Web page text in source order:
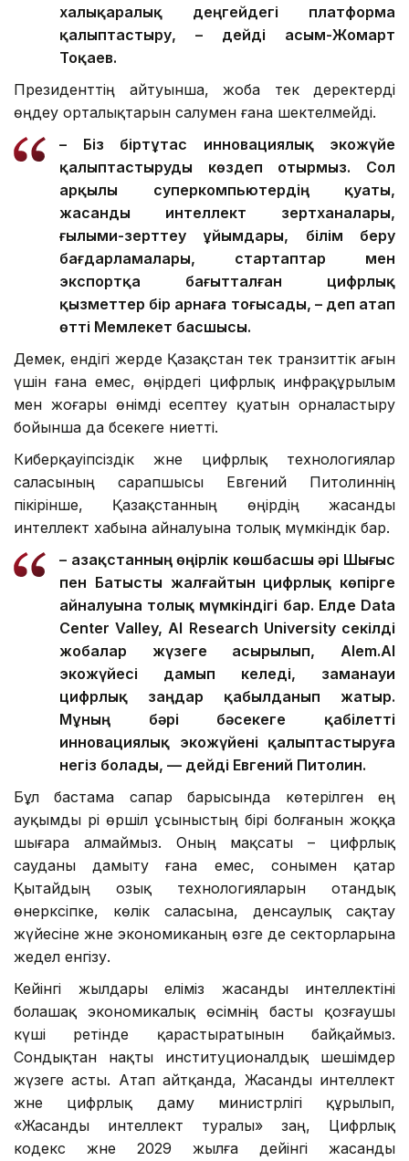
халықаралық деңгейдегі платформа
қалыптастыру, – дейді Қасым-Жомарт
Тоқаев.
Президенттің айтуынша, жоба тек деректерді
өңдеу орталықтарын салумен ғана шектелмейді.
– Біз біртұтас инновациялық экожүйе
қалыптастыруды көздеп отырмыз. Сол
арқылы суперкомпьютердің қуаты,
жасанды интеллект зертханалары,
ғылыми-зерттеу ұйымдары, білім беру
бағдарламалары, стартаптар мен
экспортқа бағытталған цифрлық
қызметтер бір арнаға тоғысады, – деп атап
өтті Мемлекет басшысы.
Демек, ендігі жерде Қазақстан тек транзиттік ағын
үшін ғана емес, өңірдегі цифрлық инфрақұрылым
мен жоғары өнімді есептеу қуатын орналастыру
бойынша да бәсекеге ниетті.
Киберқауіпсіздік және цифрлық технологиялар
саласының сарапшысы Евгений Питолиннің
пікірінше, Қазақстанның өңірдің жасанды
интеллект хабына айналуына толық мүмкіндік бар.
– Қазақстанның өңірлік көшбасшы әрі Шығыс
пен Батысты жалғайтын цифрлық көпірге
айналуына толық мүмкіндігі бар. Елде Data
Center Valley, AI Research University секілді
жобалар жүзеге асырылып, Alem.AI
экожүйесі дамып келеді, заманауи
цифрлық заңдар қабылданып жатыр.
Мұның бәрі бәсекеге қабілетті
инновациялық экожүйені қалыптастыруға
негіз болады, — дейді Евгений Питолин.
Бұл бастама сапар барысында көтерілген ең
ауқымды әрі өршіл ұсыныстың бірі болғанын жоққа
шығара алмаймыз. Оның мақсаты – цифрлық
сауданы дамыту ғана емес, сонымен қатар
Қытайдың озық технологияларын отандық
өнеркәсіпке, көлік саласына, денсаулық сақтау
жүйесіне және экономиканың өзге де секторларына
жедел енгізу.
Кейінгі жылдары еліміз жасанды интеллектіні
болашақ экономикалық өсімнің басты қозғаушы
күші ретінде қарастыратынын байқаймыз.
Сондықтан нақты институционалдық шешімдер
жүзеге асты. Атап айтқанда, Жасанды интеллект
және цифрлық даму министрлігі құрылып,
«Жасанды интеллект туралы» заң, Цифрлық
кодекс және 2029 жылға дейінгі жасанды